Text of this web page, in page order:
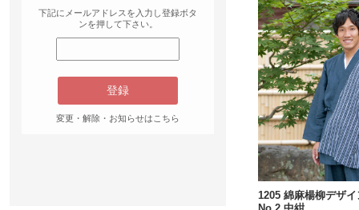
1205 綿麻楊柳デザ
下記にメールアドレスを入力し登録ボタ
ンを押して下さい。
変更・解除・お知らせはこちら